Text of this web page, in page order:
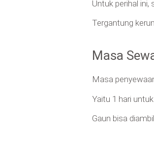
Untuk perihal ini,
Tergantung
Masa
Masa
Yaitu 1 hari
Gaun bisa